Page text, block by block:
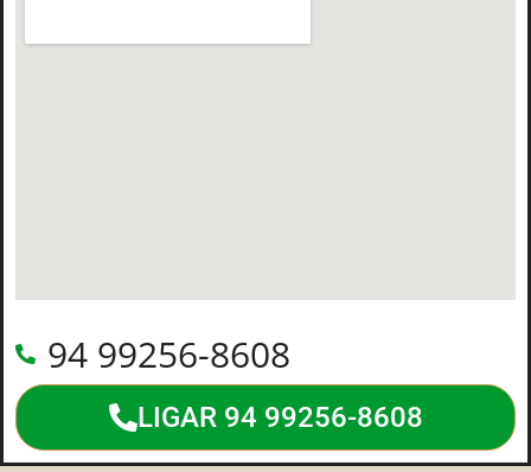
94 99256-8608
LIGAR 94 99256-8608